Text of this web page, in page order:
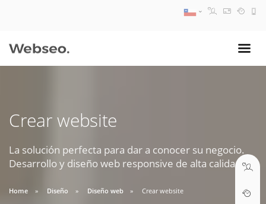
Crear website
La solución perfecta para dar a conocer su negocio.
Desarrollo y diseño web responsive de alta calidad.
Home Diseño Diseño web Crear website
09:30 AM A 18:30 PM
soporte@webseo.cl